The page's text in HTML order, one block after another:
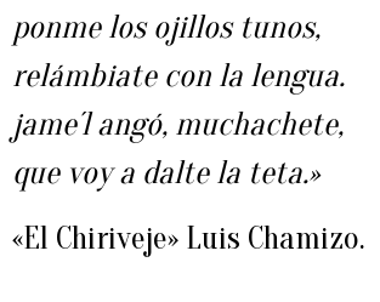
ponme los ojillos tunos,
relámbiate con la lengua.
jame´l angó, muchachete,
que voy a dalte la teta.»
«El Chiriveje» Luis Chamizo.